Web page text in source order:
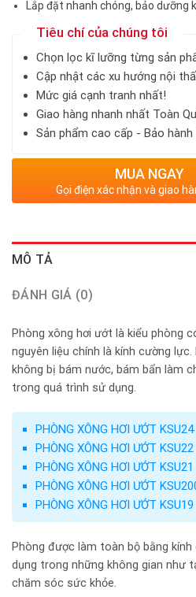
Lắp đặt nhanh chóng, bảo dưỡng
Tiêu chí của chúng tôi
Chọn lọc kĩ lưỡng từng sản
Cập nhật các xu hướng nội
Mức giá cạnh tranh nhất!
Giao hàng nhanh nhất Toàn
Sản phẩm cao cấp - Bảo hành
MUA NGAY
Gọi điện xác nhận và giao
MÔ TẢ
ĐÁNH GIÁ (0)
Phòng xông hơi ướt là kiểu phòng
nguyên liệu chính là kính cường
không bị bám nước, bám bẩn làm
trong quá trình sử dụng.
PHÒNG XÔNG HƠI ƯỚT KSU24
PHÒNG XÔNG HƠI ƯỚT KSU22
PHÒNG XÔNG HƠI ƯỚT KSU21
PHÒNG XÔNG HƠI ƯỚT
PHÒNG XÔNG HƠI ƯỚT KSU19
Phòng được làm toàn bộ bằng
dụng trong những không gian như
chăm sóc sức khỏe.